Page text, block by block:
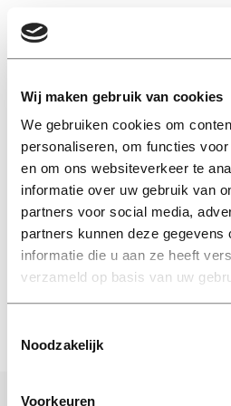
Wij maken gebruik van cookies
We gebruiken cookies om
personaliseren, om functies
en om ons websiteverkeer te
informatie over uw gebruik van
partners voor social media,
partners kunnen deze gegevens
informatie die u aan ze heeft
verzameld op basis van uw
Noodzakelijk
Voorkeuren
maan
Kijk
naar de
23 mei